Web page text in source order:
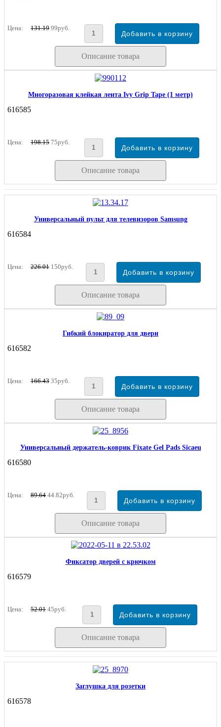
Цена: 131.19 99руб.
Описание товара
Многоразовая клейкая лента Ivy Grip Tape (1 метр)
616585
Цена: 198.15 75руб.
Описание товара
Универсальный пульт для телевизоров Samsung
616584
Цена: 226.01 150руб.
Описание товара
Гибкий блокиратор для двери
616582
Цена: 166.43 35руб.
Описание товара
Универсальный держатель-коврик Fixate Gel Pads Sicaeu
616580
Цена: 89.64 44.82руб.
Описание товара
Фиксатор дверей с крючком
616579
Цена: 52.01 45руб.
Описание товара
Заглушка для розетки
616578